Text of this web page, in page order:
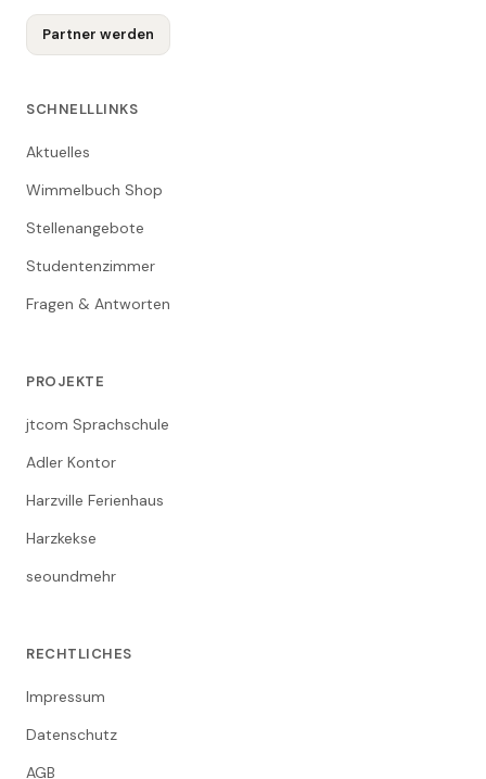
Partner werden
SCHNELLLINKS
Aktuelles
Wimmelbuch Shop
Stellenangebote
Studentenzimmer
Fragen & Antworten
PROJEKTE
jtcom Sprachschule
Adler Kontor
Harzville Ferienhaus
Harzkekse
seoundmehr
RECHTLICHES
Impressum
Datenschutz
AGB